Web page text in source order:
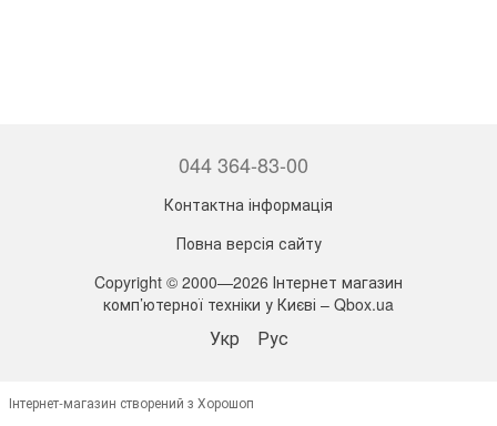
044 364-83-00
Контактна інформація
Повна версія сайту
Copyright © 2000—2026 Інтернет магазин
комп’ютерної техніки у Києві – Qbox.ua
Укр Рус
Інтернет-магазин створений з Хорошоп